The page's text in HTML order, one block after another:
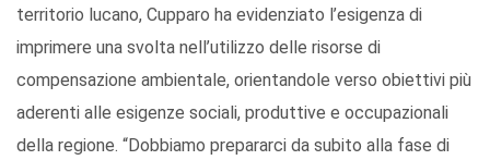
territorio lucano, Cupparo ha evidenziato l’esigenza di
imprimere una svolta nell’utilizzo delle risorse di
compensazione ambientale, orientandole verso obiettivi più
aderenti alle esigenze sociali, produttive e occupazionali
della regione. “Dobbiamo prepararci da subito alla fase di